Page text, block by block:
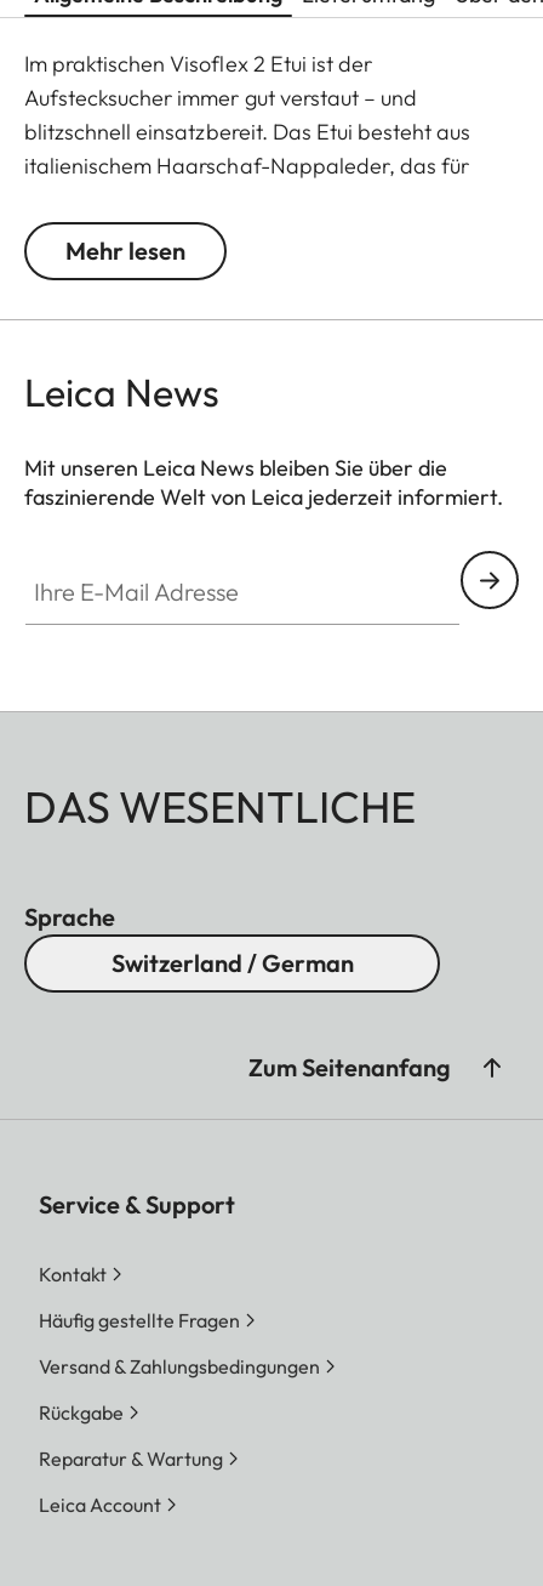
Im praktischen Visoflex 2 Etui ist der
Aufstecksucher immer gut verstaut – und
blitzschnell einsatzbereit. Das Etui besteht aus
italienischem Haarschaf-Nappaleder, das für
ist. Zudem ist die Lederrückseite so behandelt,
dass keine Fasern abstehen, wodurch das
ist jedes Leder, so wie alles Natürliche, absolut
Gebrauch bildet sich im Laufe der Zeit mit der
Patina ein natürlicher Schutz, der dem Leder ein
Mehr lesen
Leica News
Mit unseren Leica News bleiben Sie über die
faszinierende Welt von Leica jederzeit informiert.
DAS WESENTLICHE
Sprache
Switzerland / German
Zum Seitenanfang
Service & Support
Kontakt
Häufig gestellte Fragen
Versand & Zahlungsbedingungen
Rückgabe
Reparatur & Wartung
Leica Account